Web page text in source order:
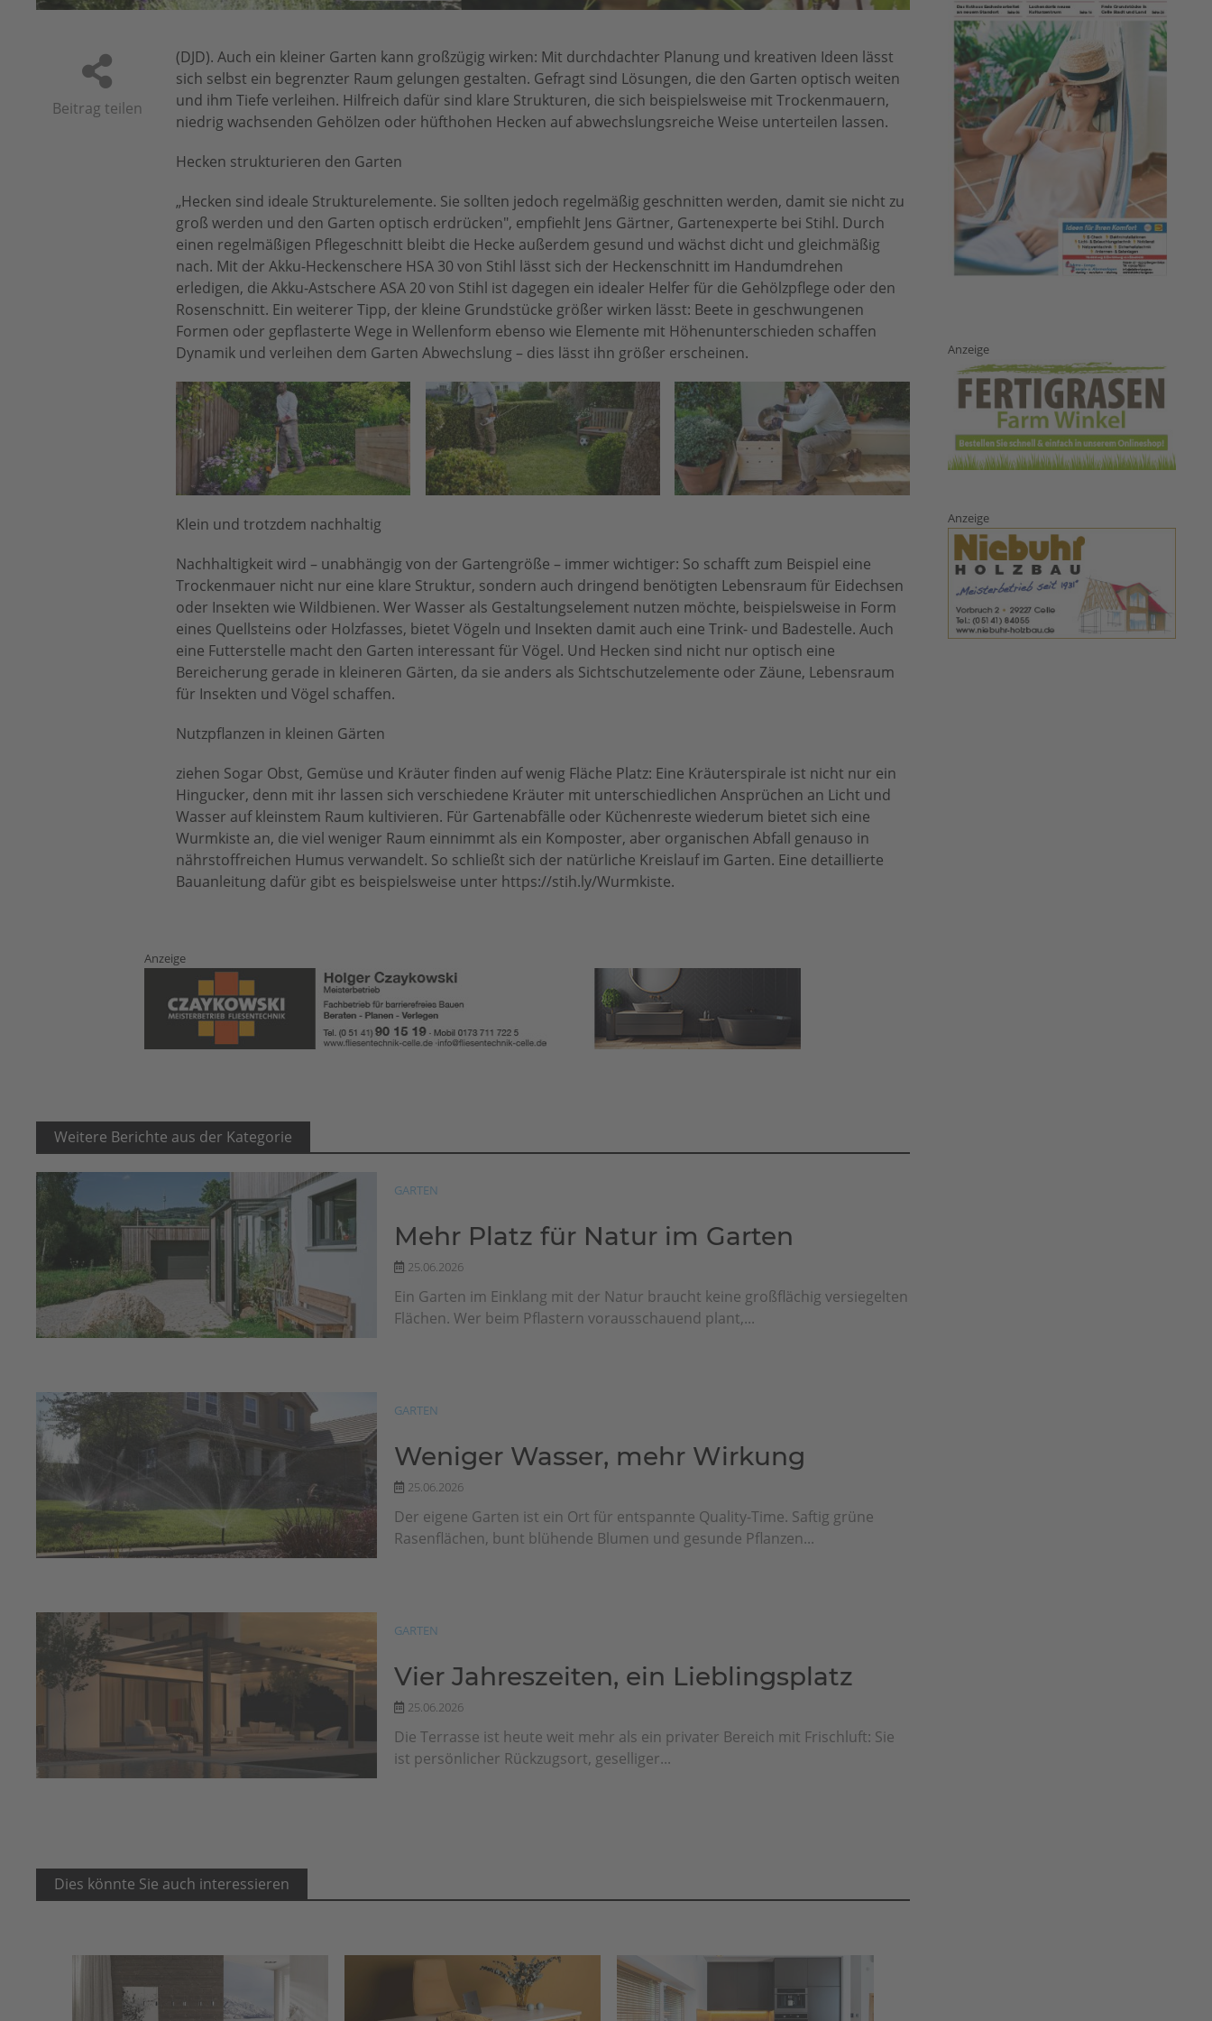
Beitrag teilen
(DJD). Auch ein kleiner Garten kann großzügig wirken: Mit durchdachter Planung und kreativen Ideen lässt
sich selbst ein begrenzter Raum gelungen gestalten. Gefragt sind Lösungen, die den Garten optisch weiten
und ihm Tiefe verleihen. Hilfreich dafür sind klare Strukturen, die sich beispielsweise mit Trockenmauern,
niedrig wachsenden Gehölzen oder hüfthohen Hecken auf abwechslungsreiche Weise unterteilen lassen.
Hecken strukturieren den Garten
„Hecken sind ideale Strukturelemente. Sie sollten jedoch regelmäßig geschnitten werden, damit sie nicht zu
groß werden und den Garten optisch erdrücken", empfiehlt Jens Gärtner, Gartenexperte bei Stihl. Durch
einen regelmäßigen Pflegeschnitt bleibt die Hecke außerdem gesund und wächst dicht und gleichmäßig
nach. Mit der Akku-Heckenschere HSA 30 von Stihl lässt sich der Heckenschnitt im Handumdrehen
erledigen, die Akku-Astschere ASA 20 von Stihl ist dagegen ein idealer Helfer für die Gehölzpflege oder den
Rosenschnitt. Ein weiterer Tipp, der kleine Grundstücke größer wirken lässt: Beete in geschwungenen
Formen oder gepflasterte Wege in Wellenform ebenso wie Elemente mit Höhenunterschieden schaffen
Dynamik und verleihen dem Garten Abwechslung – dies lässt ihn größer erscheinen.
Klein und trotzdem nachhaltig
Nachhaltigkeit wird – unabhängig von der Gartengröße – immer wichtiger: So schafft zum Beispiel eine
Trockenmauer nicht nur eine klare Struktur, sondern auch dringend benötigten Lebensraum für Eidechsen
oder Insekten wie Wildbienen. Wer Wasser als Gestaltungselement nutzen möchte, beispielsweise in Form
eines Quellsteins oder Holzfasses, bietet Vögeln und Insekten damit auch eine Trink- und Badestelle. Auch
eine Futterstelle macht den Garten interessant für Vögel. Und Hecken sind nicht nur optisch eine
Bereicherung gerade in kleineren Gärten, da sie anders als Sichtschutzelemente oder Zäune, Lebensraum
für Insekten und Vögel schaffen.
Nutzpflanzen in kleinen Gärten
ziehen Sogar Obst, Gemüse und Kräuter finden auf wenig Fläche Platz: Eine Kräuterspirale ist nicht nur ein
Hingucker, denn mit ihr lassen sich verschiedene Kräuter mit unterschiedlichen Ansprüchen an Licht und
Wasser auf kleinstem Raum kultivieren. Für Gartenabfälle oder Küchenreste wiederum bietet sich eine
Wurmkiste an, die viel weniger Raum einnimmt als ein Komposter, aber organischen Abfall genauso in
nährstoffreichen Humus verwandelt. So schließt sich der natürliche Kreislauf im Garten. Eine detaillierte
Bauanleitung dafür gibt es beispielsweise unter https://stih.ly/Wurmkiste.
Anzeige
Weitere Berichte aus der Kategorie
GARTEN
Mehr Platz für Natur im Garten
25.06.2026
Ein Garten im Einklang mit der Natur braucht keine großflächig versiegelten
Flächen. Wer beim Pflastern vorausschauend plant,...
GARTEN
Weniger Wasser, mehr Wirkung
25.06.2026
Der eigene Garten ist ein Ort für entspannte Quality-Time. Saftig grüne
Rasenflächen, bunt blühende Blumen und gesunde Pflanzen...
GARTEN
Vier Jahreszeiten, ein Lieblingsplatz
25.06.2026
Die Terrasse ist heute weit mehr als ein privater Bereich mit Frischluft: Sie
ist persönlicher Rückzugsort, geselliger...
Dies könnte Sie auch interessieren
Anzeige
Anzeige